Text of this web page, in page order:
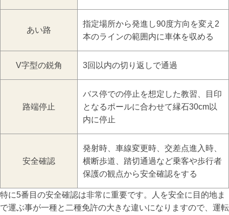
あい路
指定場所から発進し90度方向を変え2
本のラインの範囲内に車体を収める
V字型の鋭角 3回以内の切り返しで通過
路端停止
バス停での停止を想定した教習、目印
となるポールに合わせて縁石30cm以
内に停止
安全確認
発射時、車線変更時、交差点進入時、
横断歩道、踏切通過など乗客や歩行者
保護の観点から安全確認をする
特に5番目の安全確認は非常に重要です。人を安全に目的地ま
で運ぶ事が一種と二種免許の大きな違いになりますので、運転